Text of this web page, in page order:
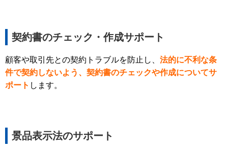
契約書のチェック・作成サポート
顧客や取引先との契約トラブルを防止し、 法的に不利な条
件で契約しないよう、契約書のチェックや作成についてサ
ポート します。
景品表示法のサポート